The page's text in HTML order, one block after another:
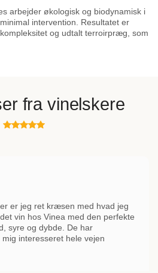
eller grillede jomfruhummer.
med et strejf af citrus.
Rosé 2014 er en sublim
karakter og årgangens finesse.
eller som ledsager til gastronomiske
er en sand fejring af Boulards
elegance i verdensklasse
arbejder økologisk og biodynamisk i
intervention. Resultatet er
og udtalt terroirpræg, som
fra vinelskere
er jeg ret kræsen med hvad jeg
vin hos Vinea med den perfekte
syre og dybde. De har
interesseret hele vejen